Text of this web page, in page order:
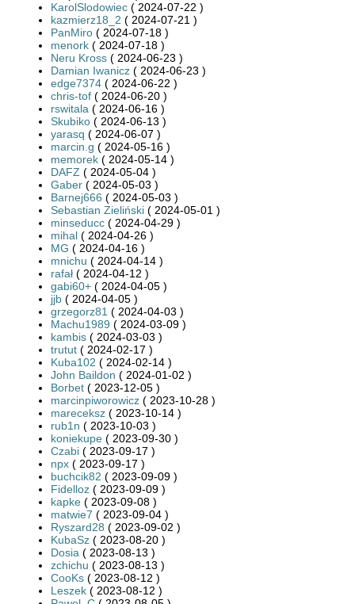
KarolSlodowiec ( 2024-07-22 )
kazmierz18_2 ( 2024-07-21 )
PanMiro ( 2024-07-18 )
menork ( 2024-07-18 )
Neru Kross ( 2024-06-23 )
Damian Iwanicz ( 2024-06-23 )
edge7374 ( 2024-06-22 )
chris-tof ( 2024-06-20 )
rswitala ( 2024-06-16 )
Skubiko ( 2024-06-13 )
yarasq ( 2024-06-07 )
marcin.g ( 2024-05-16 )
memorek ( 2024-05-14 )
DAFZ ( 2024-05-04 )
Gaber ( 2024-05-03 )
Barnej666 ( 2024-05-03 )
Sebastian Zieliński ( 2024-05-01 )
minseducc ( 2024-04-29 )
mihal ( 2024-04-26 )
MG ( 2024-04-16 )
mnichu ( 2024-04-14 )
rafał ( 2024-04-12 )
gabi60+ ( 2024-04-05 )
jjb ( 2024-04-05 )
grzegorz81 ( 2024-04-03 )
Machu1989 ( 2024-03-09 )
kambis ( 2024-03-03 )
trutut ( 2024-02-17 )
Kuba102 ( 2024-02-14 )
John Baildon ( 2024-01-02 )
Borbet ( 2023-12-05 )
marcinpiworowicz ( 2023-10-28 )
mareceksz ( 2023-10-14 )
rub1n ( 2023-10-03 )
koniekupe ( 2023-09-30 )
Czabi ( 2023-09-17 )
npx ( 2023-09-17 )
buchcik82 ( 2023-09-09 )
Fidelloz ( 2023-09-09 )
kapke ( 2023-09-08 )
matwie7 ( 2023-09-04 )
Ryszard28 ( 2023-09-02 )
KubaSz ( 2023-08-20 )
Dosia ( 2023-08-13 )
zchichu ( 2023-08-13 )
CooKs ( 2023-08-12 )
Leszek ( 2023-08-12 )